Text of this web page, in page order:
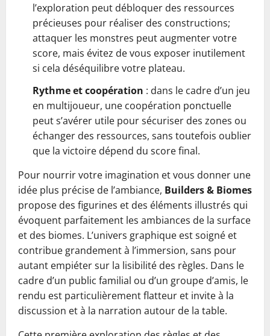
l’exploration peut débloquer des ressources
précieuses pour réaliser des constructions;
attaquer les monstres peut augmenter votre
score, mais évitez de vous exposer inutilement
si cela déséquilibre votre plateau.
Rythme et coopération : dans le cadre d’un jeu
en multijoueur, une coopération ponctuelle
peut s’avérer utile pour sécuriser des zones ou
échanger des ressources, sans toutefois oublier
que la victoire dépend du score final.
Pour nourrir votre imagination et vous donner une
idée plus précise de l’ambiance, Builders & Biomes
propose des figurines et des éléments illustrés qui
évoquent parfaitement les ambiances de la surface
et des biomes. L’univers graphique est soigné et
contribue grandement à l’immersion, sans pour
autant empiéter sur la lisibilité des règles. Dans le
cadre d’un public familial ou d’un groupe d’amis, le
rendu est particulièrement flatteur et invite à la
discussion et à la narration autour de la table.